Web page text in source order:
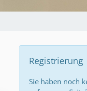
Registrierung
Sie haben noch